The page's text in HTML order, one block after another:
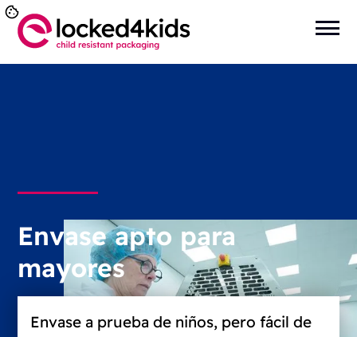
Envase apto para
mayores
Envase a prueba de niños, pero fácil de